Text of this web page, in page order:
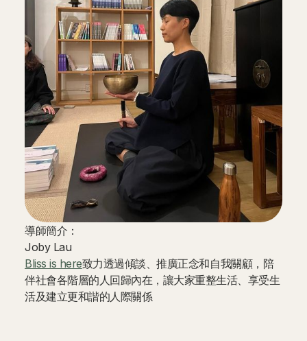
導師簡介：
Joby Lau
Bliss is here致力透過傾談、推廣正念和自我關顧，陪
伴社會各階層的人回歸內在，讓大家重整生活、享受生
活及建立更和諧的人際關係